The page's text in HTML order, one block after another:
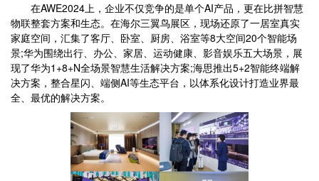
在AWE2024上，企业不仅竞争的是单个AI产品，更在比拼智慧
物联整套方案和生态。在海尔三翼鸟展区，现场还原了一居室真实
家庭空间，汇集了客厅、卧室、厨房、浴室等8大空间20个智能场
景;华为围绕出行、办公、家居、运动健康、影音娱乐五大场景，展
现了华为1+8+N全场景智慧生活解决方案;海思推出5+2智能终端解
决方案，整合星闪、端侧AI等生态平台，以体系化设计打造业界最
全、最优的解决方案。